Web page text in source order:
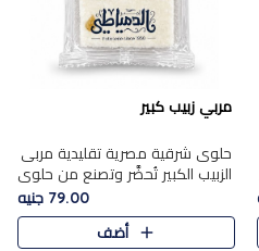
مربي زبيب كبير
حلوى شرقية مصرية تقليدية مربى
الزبيب الكبير تُحضَّر وتصنع من حلوي
جوز الهند باسد بقوام طري ومذاق
غني، وتُزين وتغطا بحبات الزبيب
الذهبي التي ..
79.00 جنيه
أضف